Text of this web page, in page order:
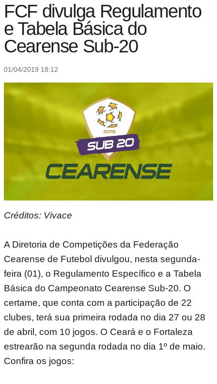
FCF divulga Regulamento
e Tabela Básica do
Cearense Sub-20
01/04/2019 18:12
Créditos: Vivace
A Diretoria de Competições da Federação
Cearense de Futebol divulgou, nesta segunda-
feira (01), o Regulamento Específico e a Tabela
Básica do Campeonato Cearense Sub-20. O
certame, que conta com a participação de 22
clubes, terá sua primeira rodada no dia 27 ou 28
de abril, com 10 jogos. O Ceará e o Fortaleza
estrearão na segunda rodada no dia 1º de maio.
Confira os jogos: